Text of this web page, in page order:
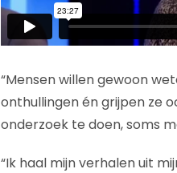
“Mensen willen gewoon
onthullingen én grijpen ze
onderzoek te doen, soms
“Ik haal mijn verhalen uit